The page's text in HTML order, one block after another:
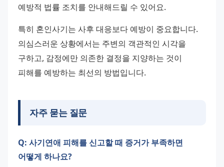
예방적 법률 조치를 안내해드릴 수 있어요.
특히 혼인사기는 사후 대응보다 예방이 중요합니다.
의심스러운 상황에서는 주변의 객관적인 시각을
구하고, 감정에만 의존한 결정을 지양하는 것이
피해를 예방하는 최선의 방법입니다.
자주 묻는 질문
Q: 사기연애 피해를 신고할 때 증거가 부족하면
어떻게 하나요?